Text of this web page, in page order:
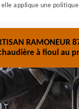
elle applique une
RAMONEUR
à fioul au